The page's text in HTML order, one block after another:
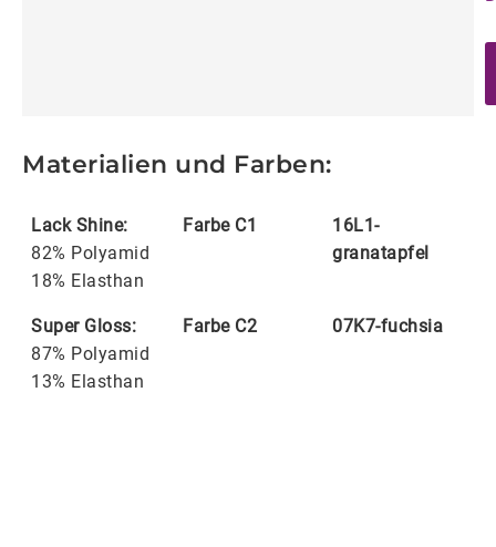
Materialien und Farben:
Lack Shine:
82% Polyamid
18% Elasthan
Farbe C1
16L1-
granatapfel
Super Gloss:
87% Polyamid
13% Elasthan
Farbe C2 07K7-fuchsia